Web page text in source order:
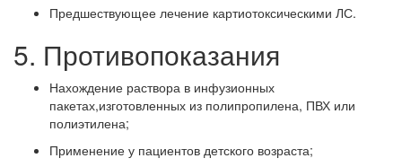
Предшествующее лечение картиотоксическими ЛС.
5. Противопоказания
Нахождение раствора в инфузионных
пакетах,изготовленных из полипропилена, ПВХ или
полиэтилена;
Применение у пациентов детского возраста;